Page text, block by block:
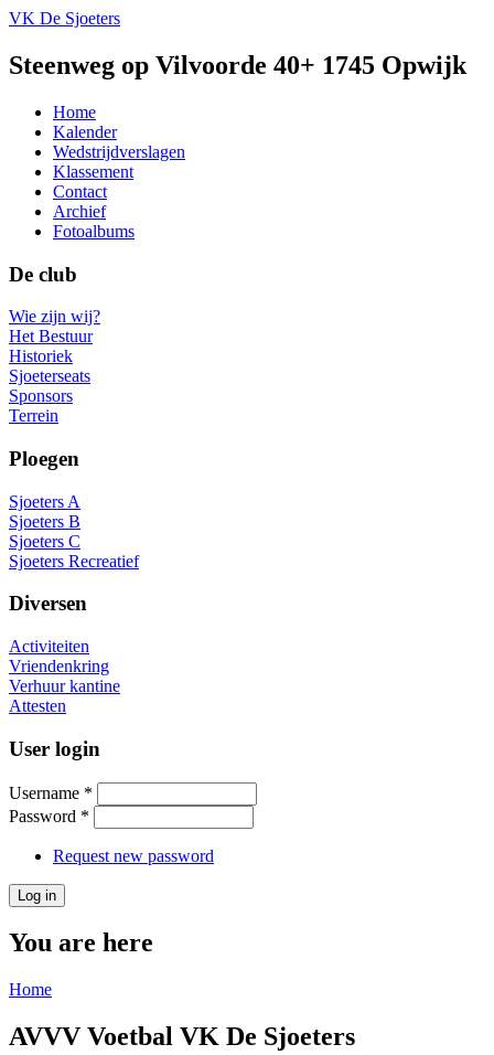
VK De Sjoeters
Steenweg op Vilvoorde 40+ 1745 Opwijk
Home
Kalender
Wedstrijdverslagen
Klassement
Contact
Archief
Fotoalbums
De club
Wie zijn wij?
Het Bestuur
Historiek
Sjoeterseats
Sponsors
Terrein
Ploegen
Sjoeters A
Sjoeters B
Sjoeters C
Sjoeters Recreatief
Diversen
Activiteiten
Vriendenkring
Verhuur kantine
Attesten
User login
Username *
Password *
Request new password
You are here
Home
AVVV Voetbal VK De Sjoeters